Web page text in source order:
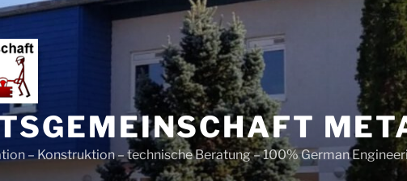
– Konstruktion – technische Beratung – 100% German